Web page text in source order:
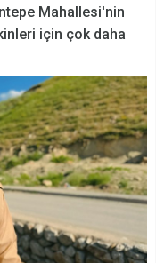
Mahallesi'nin
için çok daha